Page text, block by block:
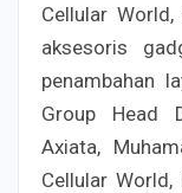
Cellular
aksesoris
penambahan
Group Head
Axiata,
Cellular World,